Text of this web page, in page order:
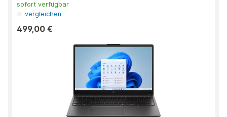
sofort verfügbar
vergleichen
499,00 €